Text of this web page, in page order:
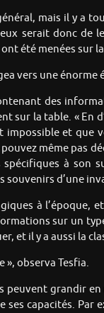
mais il y a
serait donc de
été menées sur
vers une
des
sur la table. « En
impossible et que
même pas
à son
souvenirs d’une
à l’époque,
sur un
et il y a aussi la
», observa Tesfia.
peuvent grandir
capacités. Par